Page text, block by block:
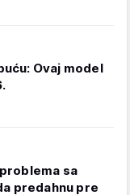
Ovaj model
sa
predahnu pre